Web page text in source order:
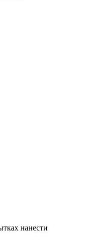
нанести